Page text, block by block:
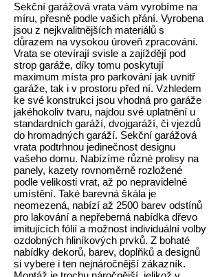
Sekční garážová vrata vám vyrobíme na
míru, přesně podle vašich přání. Vyrobena
jsou z nejkvalitnějších materiálů s
důrazem na vysokou úroveň zpracování.
Vrata se otevírají svisle a zajíždějí pod
strop garáže, díky tomu poskytují
maximum místa pro parkování jak uvnitř
garáže, tak i v prostoru před ní. Vzhledem
ke své konstrukci jsou vhodná pro garáže
jakéhokoliv tvaru, najdou své uplatnění u
standardních garáží, dvojgaráží, či vjezdů
do hromadných garáží. Sekční garážová
vrata podtrhnou jedinečnost designu
vašeho domu. Nabízíme různé prolisy na
panely, kazety rovnoměrně rozložené
podle velikosti vrat, až po nepravidelné
umístění. Také barevná škála je
neomezená, nabízí až 2500 barev odstínů
pro lakování a nepřeberná nabídka dřevo
imitujících fólií a možnost individuální volby
ozdobných hliníkových prvků. Z bohaté
nabídky dekorů, barev, doplňků a designů
si vybere i ten nejnáročnější zákazník.